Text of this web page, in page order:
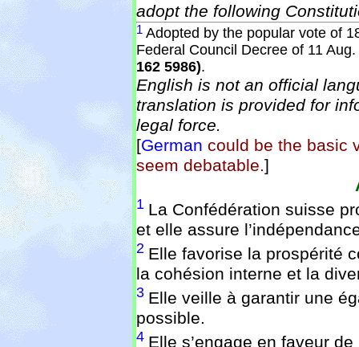
adopt the following
1 Adopted by the popular vote of
Federal Council Decree of 11
162 5986).
English is not an official
translation is provided for
legal force.
[German could be the basic
seem debatable.]
1 La Confédération suisse
et elle assure
2 Elle favorise la prospérité
la cohésion interne et la
3 Elle veille à garantir une
possible.
4 Elle s’engage en faveur